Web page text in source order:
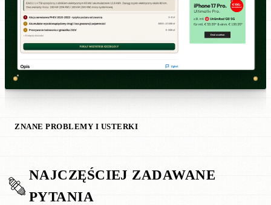
ZNANE PROBLEMY I USTERKI
NAJCZĘŚCIEJ ZADAWANE
PYTANIA